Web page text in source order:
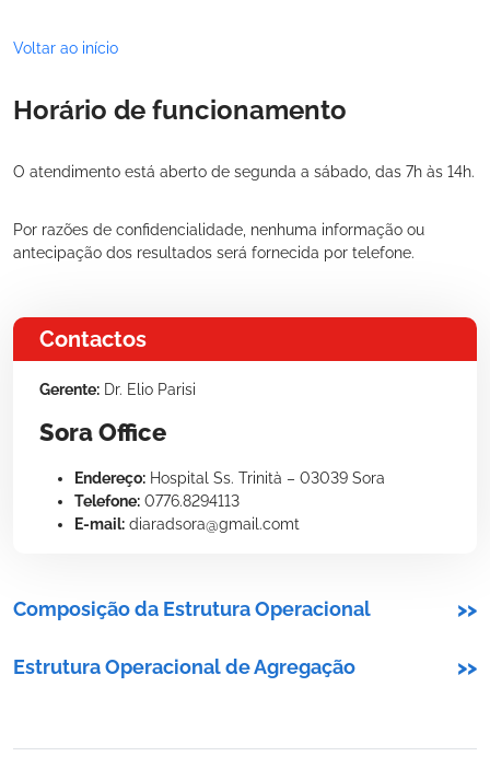
Voltar ao início
Horário de funcionamento
O atendimento está aberto de segunda a sábado, das 7h às 14h.
Por razões de confidencialidade, nenhuma informação ou
antecipação dos resultados será fornecida por telefone.
Contactos
Gerente: Dr. Elio Parisi
Sora Office
Endereço: Hospital Ss. Trinità – 03039 Sora
Telefone: 0776.8294113
E-mail: diaradsora@gmail.comt
Composição da Estrutura Operacional >>
Estrutura Operacional de Agregação >>